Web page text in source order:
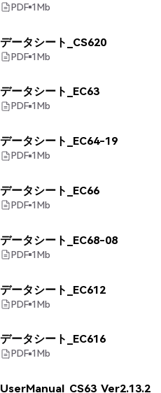
PDF 1Mb
データシート_CS620
PDF 1Mb
データシート_EC63
PDF 1Mb
データシート_EC64-19
PDF 1Mb
データシート_EC66
PDF 1Mb
データシート_EC68-08
PDF 1Mb
データシート_EC612
PDF 1Mb
データシート_EC616
PDF 1Mb
UserManual_CS63_Ver2.13.2